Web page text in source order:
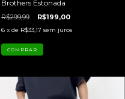
Brothers Estonada
R$299,99 R$199,00
6 x de R$33,17 sem juros
COMPRAR